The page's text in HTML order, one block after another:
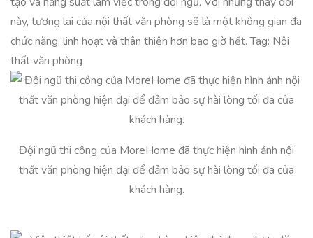
này, tương lai của nội thất văn phòng sẽ là một không gian đa
chức năng, linh hoạt và thân thiện hơn bao giờ hết. Tag: Nội
thất văn phòng
Đội ngũ thi công của MoreHome đã thực hiện hình ảnh nội
thất văn phòng hiện đại để đảm bảo sự hài lòng tối đa của
khách hàng.